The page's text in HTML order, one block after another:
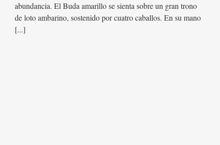
abundancia. El Buda amarillo se sienta sobre un gran trono
de loto ambarino, sostenido por cuatro caballos. En su mano
[...]